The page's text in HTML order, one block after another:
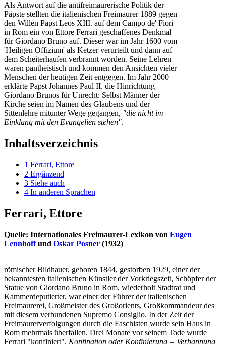
Als Antwort auf die antifreimaurerische Politik der
Päpste stellten die italienischen Freimaurer 1889 gegen
den Willen Papst Leos XIII. auf dem Campo de' Fiori
in Rom ein von Ettore Ferrari geschaffenes Denkmal
für Giordano Bruno auf. Dieser war im Jahr 1600 vom
'Heiligen Offizium' als Ketzer verurteilt und dann auf
dem Scheiterhaufen verbrannt worden. Seine Lehren
waren pantheistisch und kommen den Ansichten vieler
Menschen der heutigen Zeit entgegen. Im Jahr 2000
erklärte Papst Johannes Paul II. die Hinrichtung
Giordano Brunos für Unrecht: Selbst Männer der
Kirche seien im Namen des Glaubens und der
Sittenlehre mitunter Wege gegangen, "die nicht im
Einklang mit den Evangelien stehen".
Inhaltsverzeichnis
1 Ferrari, Ettore
2 Ergänzend
3 Siehe auch
4 In anderen Sprachen
Ferrari, Ettore
Quelle: Internationales Freimaurer-Lexikon von Eugen
Lennhoffund Oskar Posner (1932)
römischer Bildhauer, geboren 1844, gestorben 1929, einer der
bekanntesten italienischen Künstler der Vorkriegszeit, Schöpfer der
Statue von Giordano Bruno in Rom, wiederholt Stadtrat und
Kammerdeputierter, war einer der Führer der italienischen
Freimaurerei, Großmeister des Großorients, Großkommandeur des
mit diesem verbundenen Supremo Consiglio. In der Zeit der
Freimaurerverfolgungen durch die Faschisten wurde sein Haus in
Rom mehrmals überfallen. Drei Monate vor seinem Tode wurde
Ferrari "konfiniert". Konfination oder Konfinierung = Verbannung,